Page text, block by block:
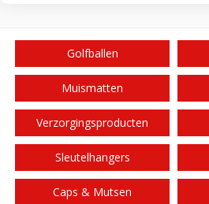
Golfballen
Muismatten
Verzorgingsproducten
Sleutelhangers
Caps & Mutsen